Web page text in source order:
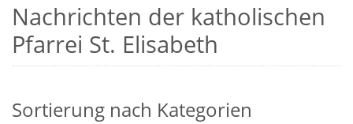
Nachrichten der katholischen
Pfarrei St. Elisabeth
Sortierung nach Kategorien